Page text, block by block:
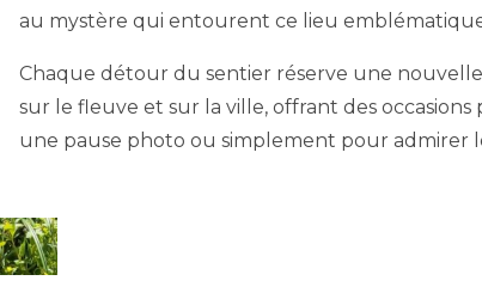
au mystère qui entourent ce lieu
Chaque détour du sentier réserve une
sur le fleuve et sur la ville, offrant des occasions
une pause photo ou simplement pour admirer